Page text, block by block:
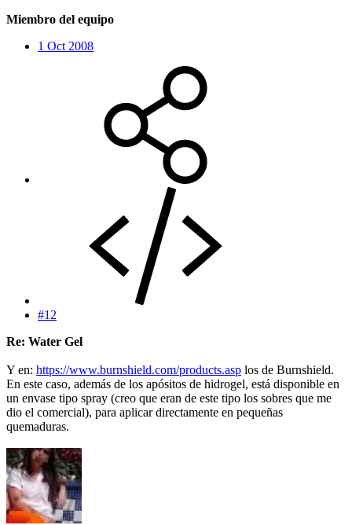
Miembro del equipo
1 Oct 2008
#12
Re: Water Gel
Y en: https://www.burnshield.com/products.asp los de Burnshield.
En este caso, además de los apósitos de hidrogel, está disponible en
un envase tipo spray (creo que eran de este tipo los sobres que me
dio el comercial), para aplicar directamente en pequeñas
quemaduras.